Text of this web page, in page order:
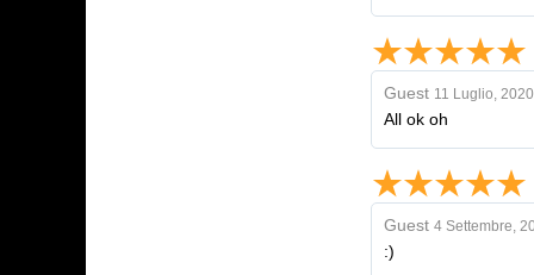
Guest 11 Luglio, 2020
All ok oh
Guest 4 Settembre,
:)